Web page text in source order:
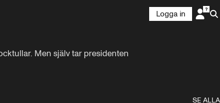
Logga in
Men själv tar presidenten
SE ALLA